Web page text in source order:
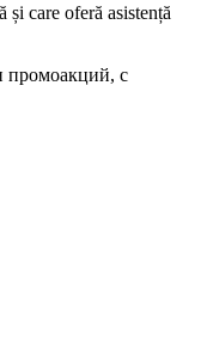
care oferă asistență
промоакций, с